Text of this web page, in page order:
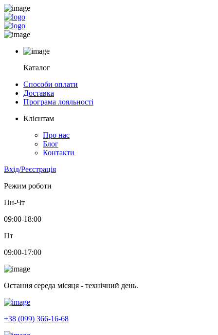
Каталог
Способи оплати
Доставка
Програма лояльності
Клієнтам
Про нас
Блог
Контакти
Вхід/Реєстрація
Режим роботи
Пн-Чт
09:00-18:00
Пт
09:00-17:00
Остання середа місяця - технічний день.
+38 (099) 366-16-68